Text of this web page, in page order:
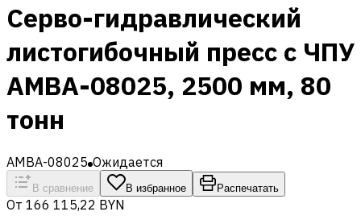
Серво-гидравлический
листогибочный пресс с ЧПУ
AMBA-08025, 2500 мм, 80
тонн
AMBA-08025 Ожидается
В сравнение В избранное Распечатать
От 166 115,22 BYN